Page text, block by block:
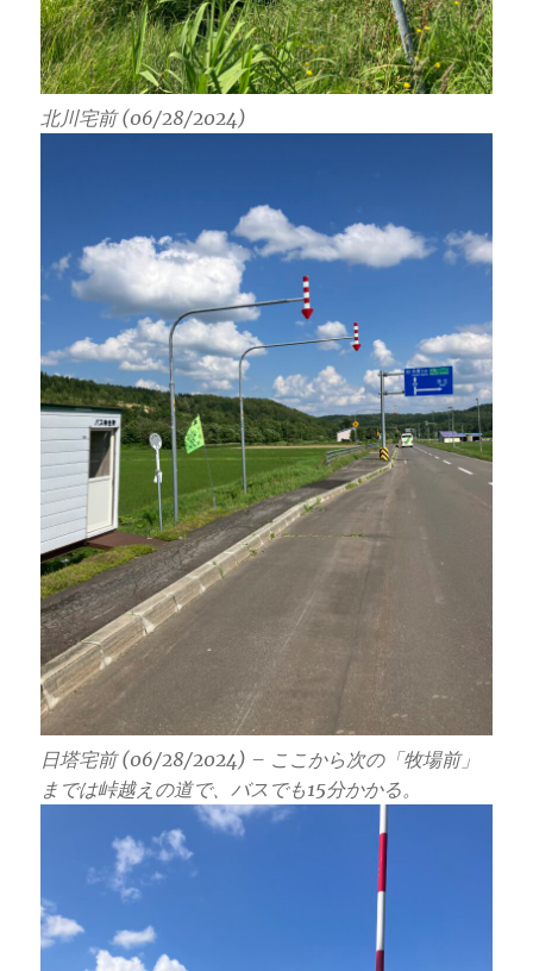
北川宅前 (06/28/2024)
日塔宅前 (06/28/2024) – ここから次の「牧場前」
までは峠越えの道で、バスでも15分かかる。